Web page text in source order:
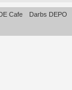
Cafe
Darbs DEPO